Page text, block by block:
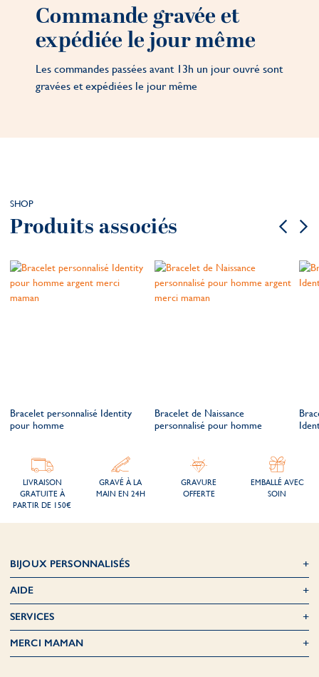
Commande gravée et
expédiée le jour même
Les commandes passées avant 13h un jour ouvré sont
gravées et expédiées le jour même
SHOP
Produits associés
Bracelet personnalisé Identity
pour homme
Bracelet de Naissance
personnalisé pour homme
LIVRAISON
GRATUITE À
PARTIR DE 150€
GRAVÉ À LA
MAIN EN 24H
GRAVURE
OFFERTE
EMBALLÉ AVEC
SOIN
BIJOUX PERSONNALISÉS
AIDE
SERVICES
MERCI MAMAN